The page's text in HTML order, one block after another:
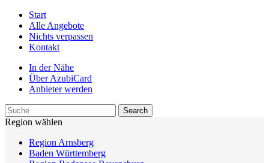
Start
Alle Angebote
Nichts verpassen
Kontakt
In der Nähe
Über AzubiCard
Anbieter werden
Region wählen
Region Arnsberg
Baden Württemberg